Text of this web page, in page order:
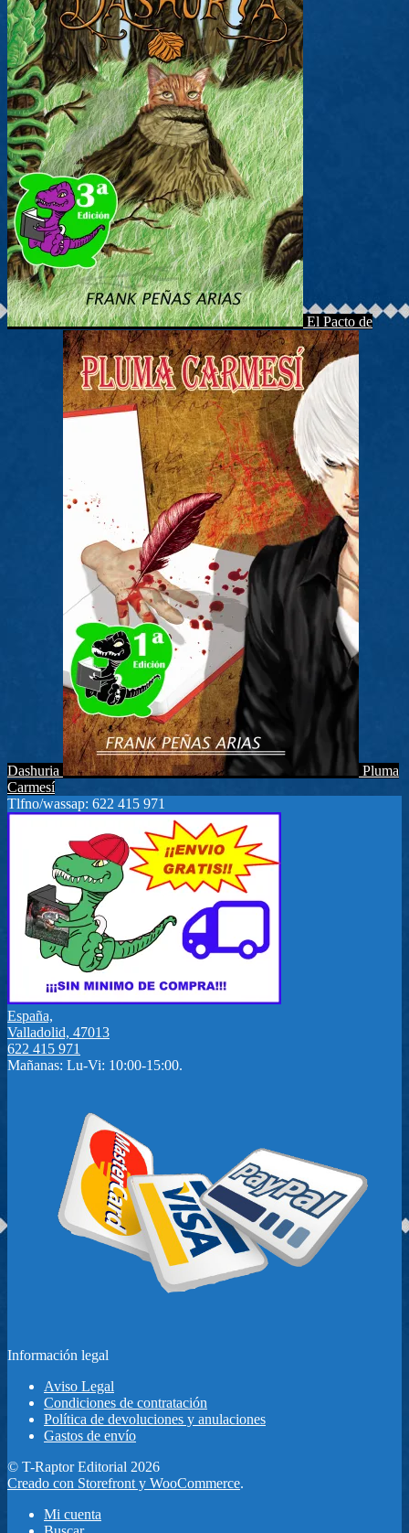
El Pacto de
Dashuria
Pluma
Carmesí
Tlfno/wassap: 622 415 971
España,
Valladolid, 47013
622 415 971
Mañanas: Lu-Vi: 10:00-15:00.
Información legal
Aviso Legal
Condiciones de contratación
Política de devoluciones y anulaciones
Gastos de envío
© T-Raptor Editorial 2026
Creado con Storefront y WooCommerce.
Mi cuenta